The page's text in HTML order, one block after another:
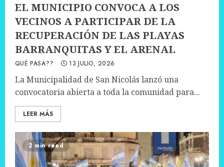
EL MUNICIPIO CONVOCA A LOS
VECINOS A PARTICIPAR DE LA
RECUPERACIÓN DE LAS PLAYAS
BARRANQUITAS Y EL ARENAL
QUÉ PASA?? 13 JULIO, 2026
La Municipalidad de San Nicolás lanzó una
convocatoria abierta a toda la comunidad para...
LEER MÁS
2 min read